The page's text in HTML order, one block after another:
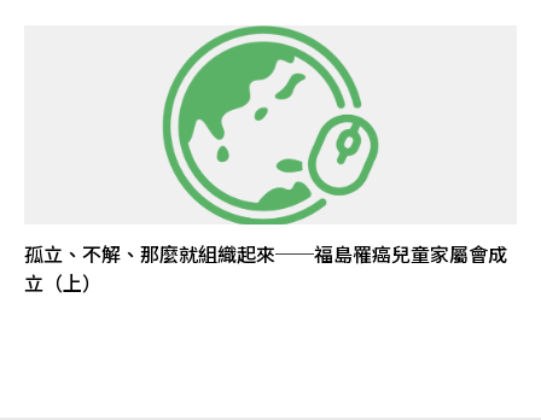
孤立、不解、那麼就組織起來──福島罹癌兒童家屬會成
立（上）